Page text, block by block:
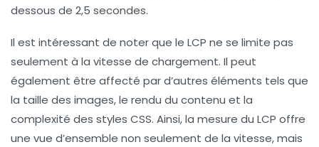
dessous de 2,5 secondes.
Il est intéressant de noter que le LCP ne se limite pas
seulement à la vitesse de chargement. Il peut
également être affecté par d’autres éléments tels que
la taille des images, le rendu du contenu et la
complexité des styles CSS. Ainsi, la mesure du LCP offre
une vue d’ensemble non seulement de la vitesse, mais